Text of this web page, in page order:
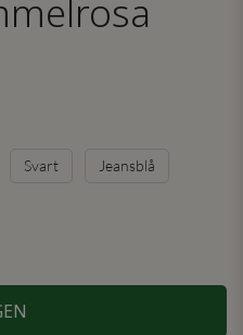
Svart Jeansblå